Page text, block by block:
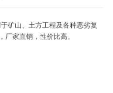
矿山、土方工程及各种恶劣复
厂家直销，性价比高。